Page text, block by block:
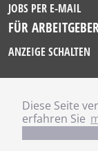
Diese Seite
erfahren Sie
JOBS PER E-MAIL
FÜR
ANZEIGE SCHALTEN
IMPRESSUM
DATENSCHUTZ